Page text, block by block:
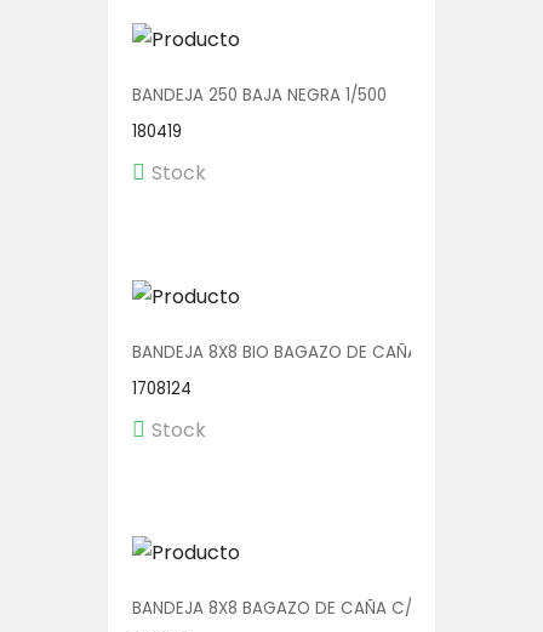
BANDEJA 250 BAJA NEGRA 1/500
180419
Stock
BANDEJA 8X8 BIO BAGAZO DE CAÑA C/DIV 4X50
1708124
Stock
BANDEJA 8X8 BAGAZO DE CAÑA C/DIV 4X50